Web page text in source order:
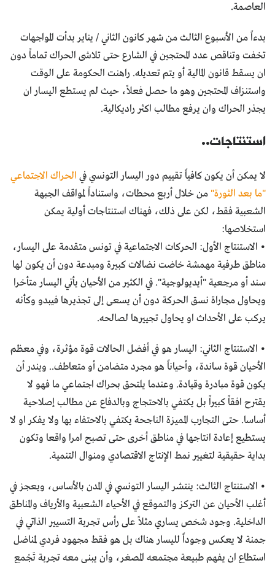
العاصمة.
بدءاً من الأسبوع الثالث من شهر كانون الثاني / يناير بدأت المواجهات
تخفت وتناقص عدد المحتجين في الشارع حتى تلاشى الحراك تماماً دون
ان يسقط قانون المالية أو يتم تعديله. راهنت الحكومة على الوقت
واستنزاف المحتجين وهو ما حصل فعلاً، حيث لم يستطع اليسار ان
يجذر الحراك وان يرفع مطالب اكثر راديكالية.
استنتاجات..
لا يمكن أن يكون كافياً تقييم دور اليسار التونسي في الحراك الاجتماعي
"ما بعد الثورة" من خلال أربع محطات، واستناداً لمواقف الجبهة
الشعبية فقط، لكن على ذلك، فهناك استنتاجات أولية يمكن
استخلاصها:
• الاستنتاج الأول: الحركات الاجتماعية في تونس متقدمة على اليسار،
مناطق طرفية مهمشة خاضت نضالات كبيرة ومبدعة دون أن يكون لها
سند أو مرجعية "أيديولوجية". في الكثير من الأحيان يأتي اليسار متأخرا
ويحاول مجاراة نسق الحركة دون أن يسعى إلى تجذيرها فيبدو وكأنه
يركب على الأحداث او يحاول تجييرها لصالحه.
• الاستنتاج الثاني: اليسار هو في أفضل الحالات قوة مؤثرة، وفي معظم
الأحيان قوة ساندة، وأحياناً هو مجرد متضامن أو متعاطف.. ويندر أن
يكون قوة مبادرة وقيادة. وعندما يلتحق بحراك اجتماعي ما فهو لا
يقترح افقاً كبيراً بل يكتفي بالاحتجاج وبالدفاع عن مطالب إصلاحية
أساسا. حتى التجارب المميزة الناجحة يكتفي بالاحتفاء بها ولا يفكر او لا
يستطيع إعادة انتاجها في مناطق أخرى حتى تصبح امرا واقعا وتكون
بداية حقيقية لتغيير نمط الإنتاج الاقتصادي ومنوال التنمية.
• الاستنتاج الثالث: ينتشر اليسار التونسي في المدن بالأساس، ويعجز في
أغلب الأحيان عن التركز والتموقع في الأحياء الشعبية والأرياف والمناطق
الداخلية. وجود شخص يساري مثلاً على رأس تجربة التسيير الذاتي في
جمنة لا يعكس وجوداً لليسار هناك بل هو فقط مجهود فردي لمناضل
استطاع ان يفهم طبيعة مجتمعه المصغر، وأن يبني معه تجربة تَجْمع